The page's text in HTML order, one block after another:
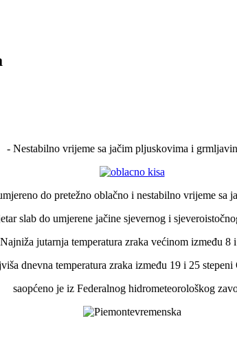
- Nestabilno vrijeme sa jačim pljuskovima i
do pretežno oblačno i nestabilno vrijeme sa
slab do umjerene jačine sjevernog i
Najniža jutarnja temperatura zraka većinom između 8
dnevna temperatura zraka između 19 i 25 stepeni
saopćeno je iz Federalnog hidrometeorološkog